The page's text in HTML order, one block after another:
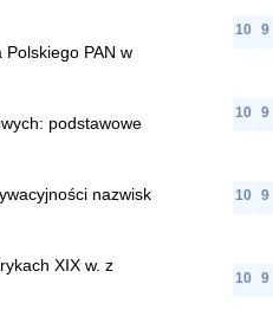
PAN w
podstawowe
nazwisk
XIX w. z
10 9
10 9
10 9
10 9